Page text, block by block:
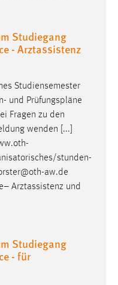
Studiegang
- Arztassistenz
Studiensemester
und Prüfungspläne
Fragen zu den
wenden [...]
stunden-
aw.de
Arztassistenz und
Studiegang
- für